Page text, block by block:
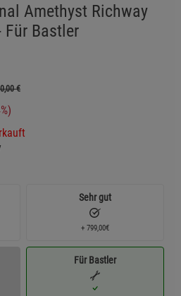
Amethyst Richway
Für Bastler
€
Sehr gut
+ 799,00€
Für Bastler